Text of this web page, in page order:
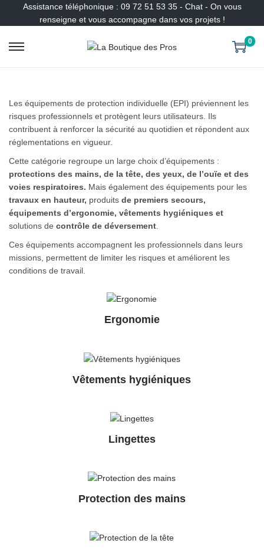
Assistance téléphonique : 09 72 51 53 35 - Chat - On vous
renseigne et vous accompagne dans vos projets !
P
e
r
à
n
t
i
P
e
r
a
o
e
0
Les équipements de protection individuelle (EPI) préviennent les
risques professionnels et protègent leurs utilisateurs. Ils
contribuent à renforcer la sécurité au quotidien et répondent aux
réglementations en vigueur.
Cette catégorie regroupe un large choix d’équipements :
protections des mains, de la tête, des yeux, de l’ouïe et des
voies respiratoires. Mais également des équipements pour les
travaux en hauteur, produits de premiers secours,
équipements d’ergonomie, vêtements hygiéniques et
solutions de contrôle de déversement
Ces équipements accompagnent les professionnels dans leurs
missions, permettent de limiter les risques et améliorent les
conditions de travail.
Ergonomie
Vêtements hygiéniques
Lingettes
Protection des mains